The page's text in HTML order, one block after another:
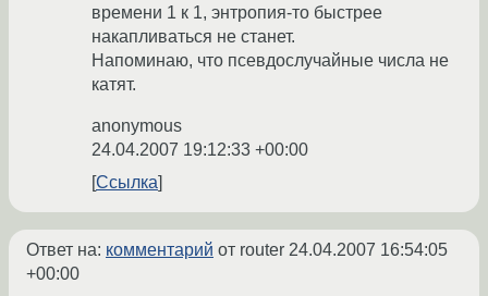
времени 1 к 1, энтропия-то быстрее
накапливаться не станет.
Напоминаю, что псевдослучайные числа не
катят.
anonymous
24.04.2007 19:12:33 +00:00
Ссылка
Ответ на: комментарий от router 24.04.2007 16:54:05
+00:00